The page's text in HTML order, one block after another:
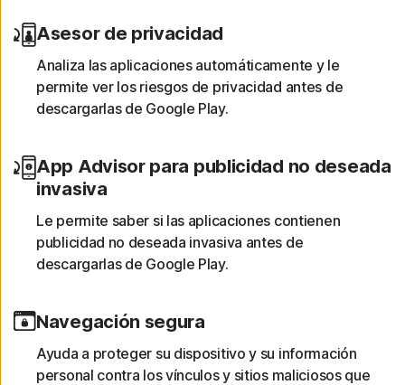
Asesor de privacidad
Analiza las aplicaciones automáticamente y le
permite ver los riesgos de privacidad antes de
descargarlas de Google Play.
App Advisor para publicidad no deseada
invasiva
Le permite saber si las aplicaciones contienen
publicidad no deseada invasiva antes de
descargarlas de Google Play.
Navegación segura
Ayuda a proteger su dispositivo y su información
personal contra los vínculos y sitios maliciosos que